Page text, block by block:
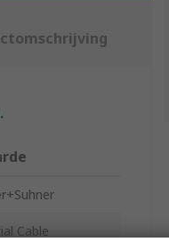
Cable